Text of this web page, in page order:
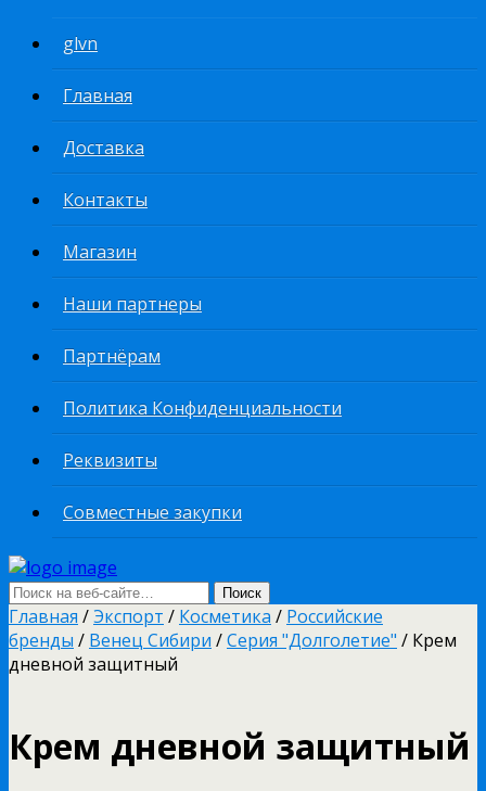
glvn
Главная
Доставка
Контакты
Магазин
Наши партнеры
Партнёрам
Политика Конфиденциальности
Реквизиты
Совместные закупки
Главная /Экспорт / Косметика / Российские
бренды / Венец Сибири /Серия "Долголетие" / Крем
дневной защитный
Крем дневной защитный